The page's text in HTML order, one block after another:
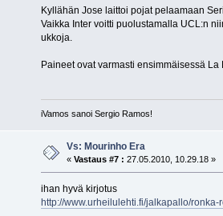
Kyllähän Jose laittoi pojat pelaamaan
Vaikka Inter voitti puolustamalla UCL:n
ukkoja.
Paineet ovat varmasti ensimmäisessä
iVamos sanoi Sergio Ramos!
Vs: Mourinho Era
«Vastaus #7 : 27.05.2010, 10.29.18 »
ihan hyvä kirjotus
http://www.urheilulehti.fi/jalkapallo/